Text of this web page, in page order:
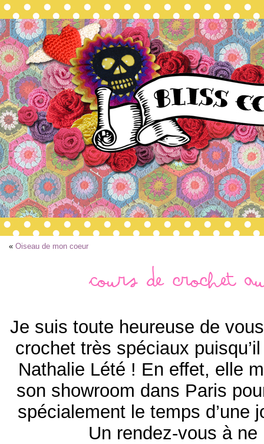
« Oiseau de mon coeur
Cours de crochet
Je suis toute heureuse de
crochet très spéciaux
Nathalie Lété ! En effet, elle
son showroom dans Paris
spécialement le temps
Un rendez-vous à